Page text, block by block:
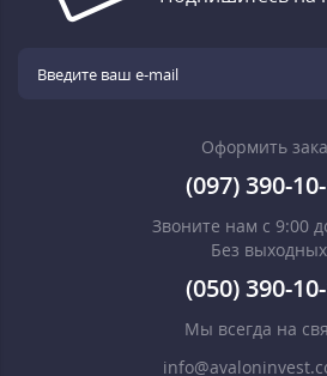
Оформить
(097) 390-
Звоните нам с 9:00
Без выходных
(050) 390-
Мы всегда на